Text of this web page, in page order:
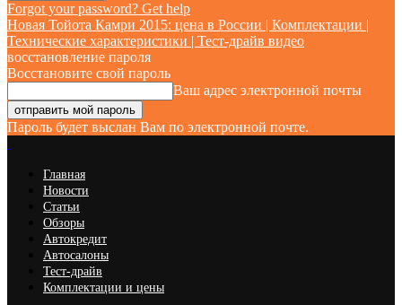
Forgot your password? Get help
Новая Тойота Камри 2015: цена в России | Комплектации |
Технические характеристики | Тест-драйв видео
восстановление пароля
Восстановите свой пароль
Ваш адрес электронной почты
Пароль будет выслан Вам по электронной почте.
Главная
Новости
Статьи
Обзоры
Автокредит
Автосалоны
Тест-драйв
Комплектации и цены